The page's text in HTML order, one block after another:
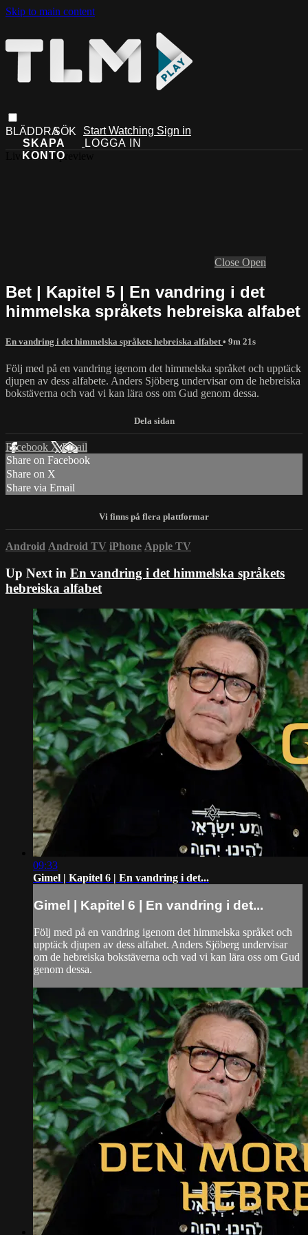
Skip to main content
Start Watching Sign in
Live stream preview
Close Open
Bet | Kapitel 5 | En vandring i det
himmelska språkets hebreiska alfabet
En vandring i det himmelska språkets hebreiska alfabet • 9m 21s
Följ med på en vandring igenom det himmelska språket och upptäck
djupen av dess alfabete. Anders Sjöberg undervisar om de hebreiska
bokstäverna och vad vi kan lära oss om Gud genom dessa.
Facebook XEmail
Share on Facebook
Share on X
Share via Email
Android Android TV iPhone Apple TV
Up Next in En vandring i det himmelska språkets
hebreiska alfabet
09:33
Gimel | Kapitel 6 | En vandring i det...
Gimel | Kapitel 6 | En vandring i det...
Följ med på en vandring igenom det himmelska språket och
upptäck djupen av dess alfabet. Anders Sjöberg undervisar
om de hebreiska bokstäverna och vad vi kan lära oss om Gud
genom dessa.